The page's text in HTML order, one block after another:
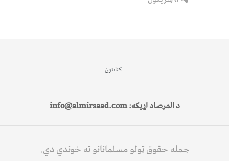
کتابتون
د المرصاد اړیکه: info@almirsaad.com
جمله حقوق ټولو مسلمانانو ته خوندي دي.